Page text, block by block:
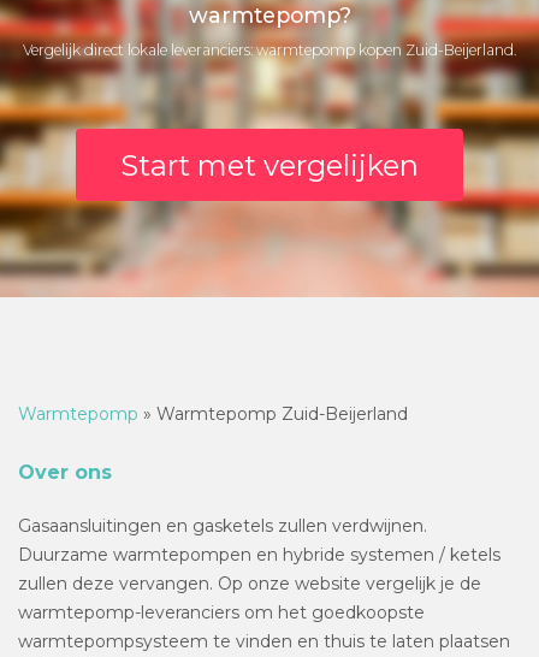
warmtepomp?
Vergelijk direct lokale leveranciers: warmtepomp kopen Zuid-Beijerland.
Start met vergelijken
Warmtepomp » Warmtepomp Zuid-Beijerland
Over ons
Gasaansluitingen en gasketels zullen verdwijnen.
Duurzame warmtepompen en hybride systemen / ketels
zullen deze vervangen. Op onze website vergelijk je de
warmtepomp-leveranciers om het goedkoopste
warmtepompsysteem te vinden en thuis te laten plaatsen